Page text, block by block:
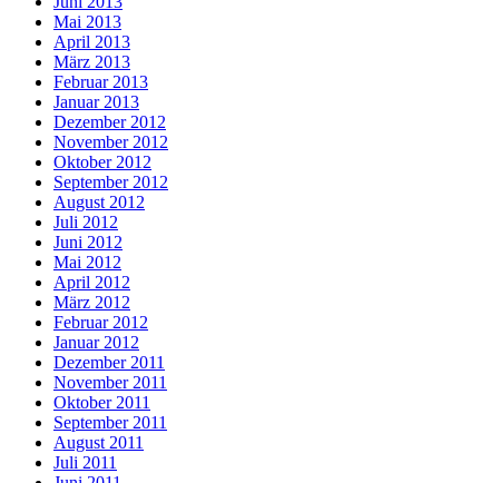
Mai 2013
April 2013
März 2013
Februar 2013
Januar 2013
Dezember 2012
November 2012
Oktober 2012
September 2012
August 2012
Juli 2012
Juni 2012
Mai 2012
April 2012
März 2012
Februar 2012
Januar 2012
Dezember 2011
November 2011
Oktober 2011
September 2011
August 2011
Juli 2011